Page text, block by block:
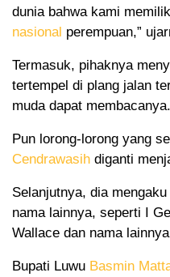
dunia bahwa kami
nasional perempuan,”
Termasuk, pihaknya
tertempel di plang jalan
muda dapat membacanya.
Pun lorong-lorong yang
Cendrawasih diganti
Selanjutnya, dia
nama lainnya, seperti I
Wallace dan nama
Bupati Luwu Basmin